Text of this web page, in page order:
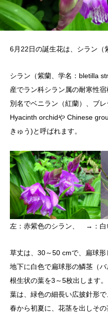
6月22日の誕生花は、シラン（
シラン（紫蘭、学名：bletilla
産でラン科シラン属の耐寒性宿
別名でベニラン（紅蘭）、ブ
Hyacinth orchidや Chinese
きゅう)と呼ばれます。
左：赤紫色のシラン、 →：白
草丈は、30～50 cmで、扁球形
地下に白色で扁球形の鱗茎（
根生状の葉を3～5枚出します。
葉は、緑色の細長い広披針形
春から初夏に、花茎を出しそ